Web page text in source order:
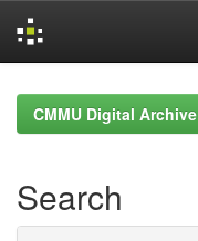
navigationCMMU Digital Archive
Search